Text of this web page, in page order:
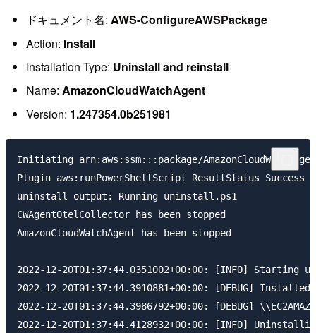
ドキュメント名: AWS-ConfigureAWSPackage
Action: Install
Installation Type: Uninstall and reinstall
Name: AmazonCloudWatchAgent
Version: 1.247354.0b251981
Initiating arn:aws:ssm:::package/
Plugin aws:runPowerShellScript ResultStatus Success
uninstall output: Running uninstall.ps1
CWAgentOtelCollector has been stopped
AmazonCloudWatchAgent has been stopped
2022-12-20T01:37:44.0351002+00:00: [INFO] Starting
2022-12-20T01:37:44.3910881+00:00: [DEBUG] Installed
2022-12-20T01:37:44.3986792+00:00: [DEBUG]
2022-12-20T01:37:44.4128932+00:00: [INFO]